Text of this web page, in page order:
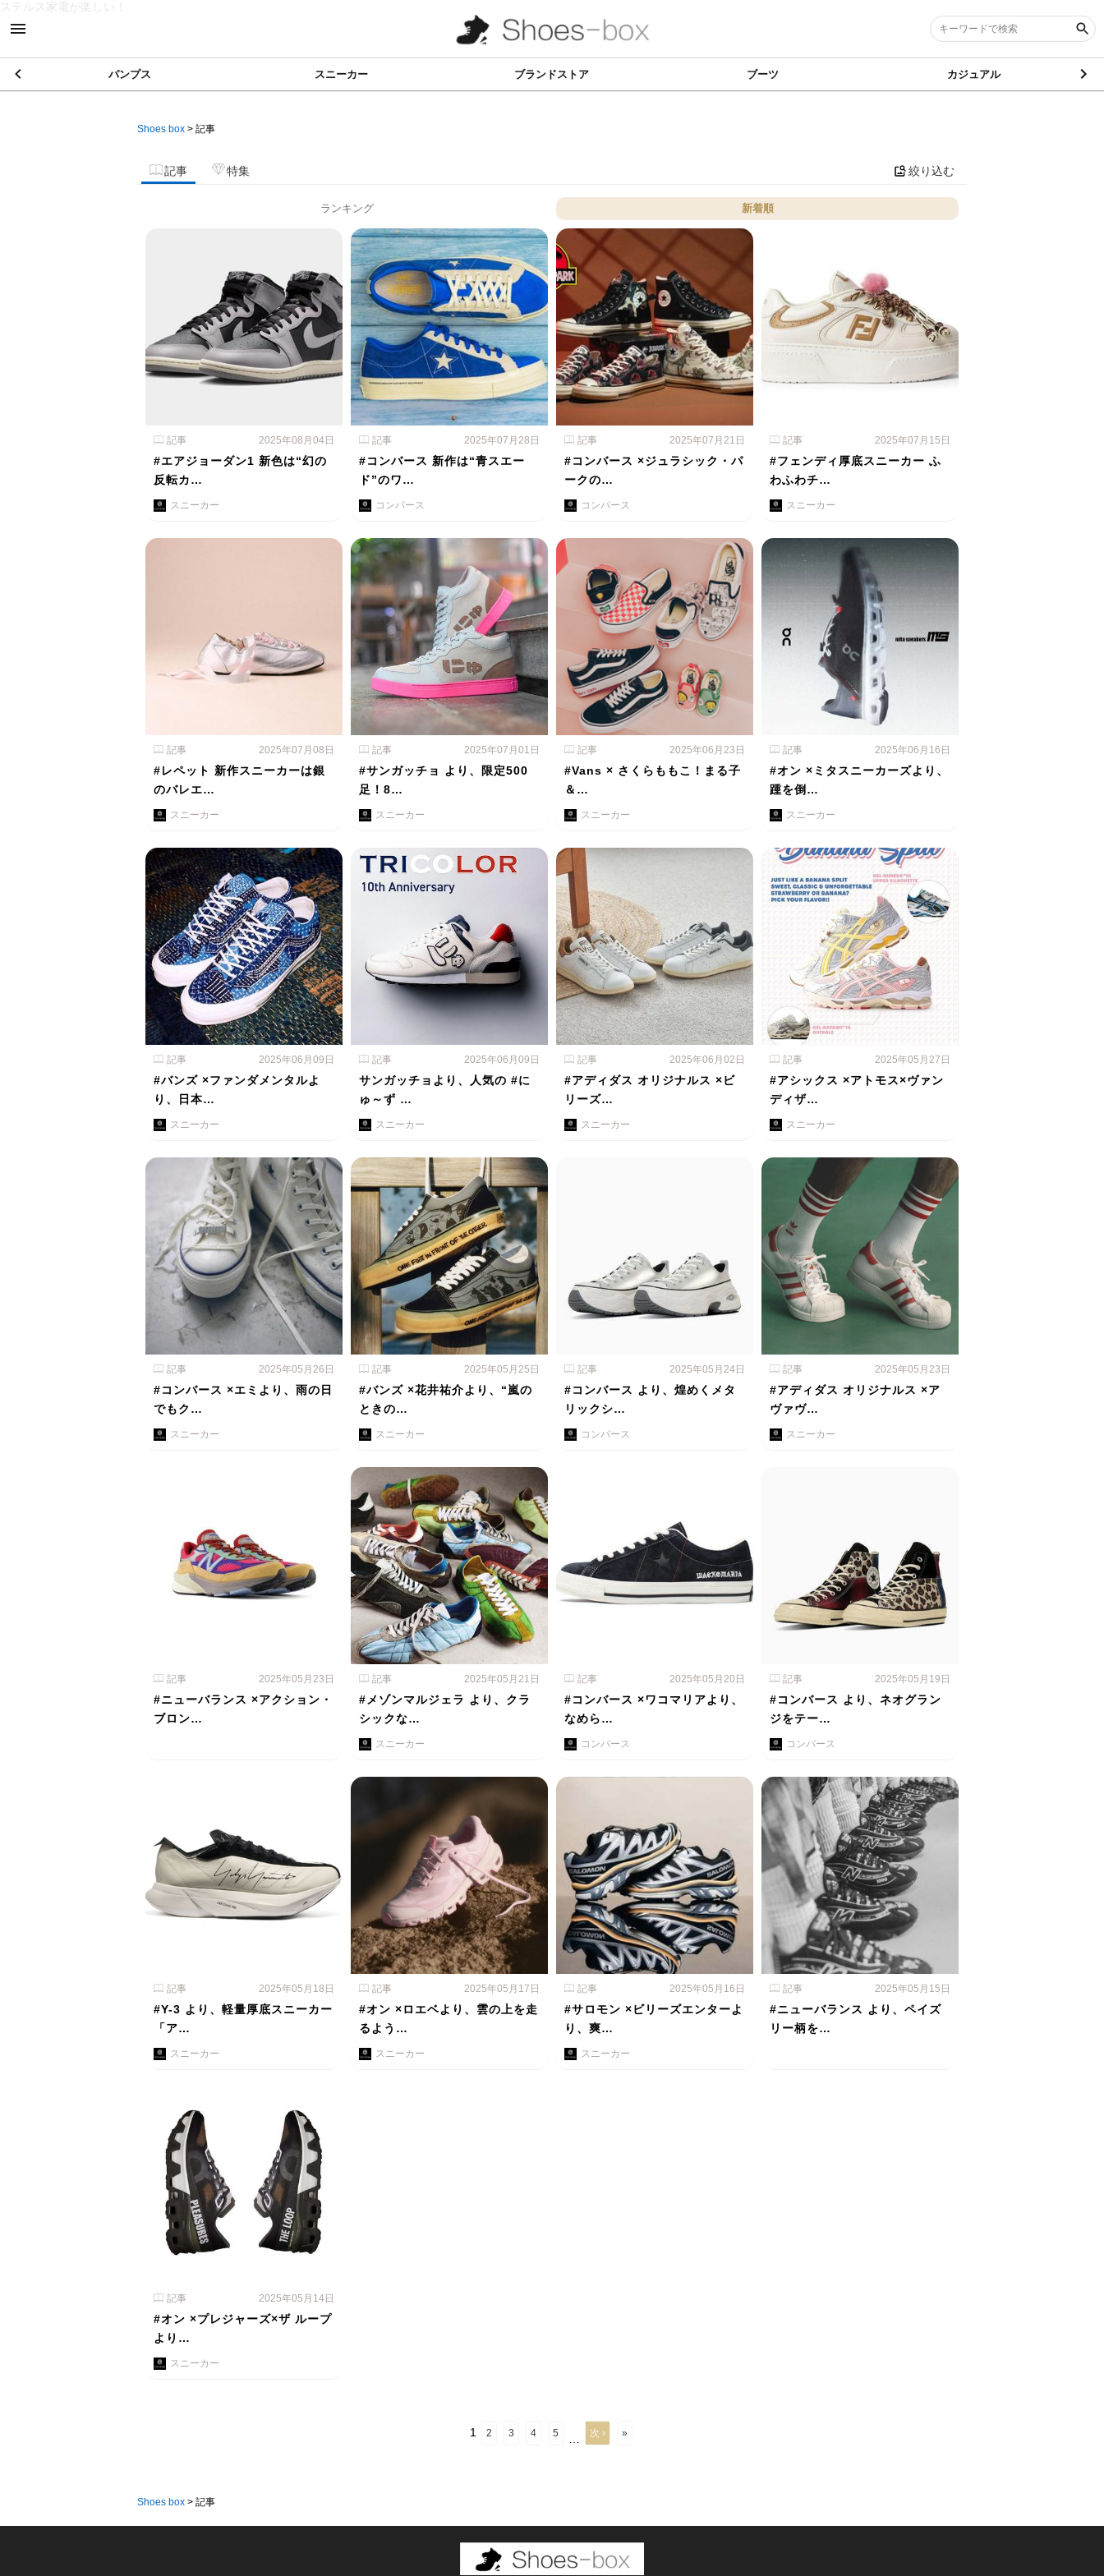
ステルス家電が楽しい！
パンプス スニーカー ブランドストア ブーツ カジュアル
Shoes box > 記事
記事 特集 絞り込む
ランキング 新着順
記事 2025年08月04日
#エアジョーダン1 新色は“幻の
反転カ…
スニーカー
記事 2025年07月28日
#コンバース 新作は“青スエー
ド”のワ…
コンバース
記事 2025年07月21日
#コンバース ×ジュラシック・パ
ークの…
コンバース
記事 2025年07月15日
#フェンディ厚底スニーカー ふ
わふわチ…
スニーカー
記事 2025年07月08日
#レペット 新作スニーカーは銀
のバレエ…
スニーカー
記事 2025年07月01日
#サンガッチョ より、限定500
足！8…
スニーカー
記事 2025年06月23日
#Vans × さくらももこ！まる子
＆…
スニーカー
記事 2025年06月16日
#オン ×ミタスニーカーズより、
踵を倒…
スニーカー
記事 2025年06月09日
#バンズ ×ファンダメンタルよ
り、日本…
スニーカー
記事 2025年06月09日
サンガッチョより、人気の #に
ゅ～ず …
スニーカー
記事 2025年06月02日
#アディダス オリジナルス ×ビ
リーズ…
スニーカー
記事 2025年05月27日
#アシックス ×アトモス×ヴァン
ディザ…
スニーカー
記事 2025年05月26日
#コンバース ×エミより、雨の日
でもク…
スニーカー
記事 2025年05月25日
#バンズ ×花井祐介より、“嵐の
ときの…
スニーカー
記事 2025年05月24日
#コンバース より、煌めくメタ
リックシ…
コンバース
記事 2025年05月23日
#アディダス オリジナルス ×ア
ヴァヴ…
スニーカー
記事 2025年05月23日
#ニューバランス ×アクション・
ブロン…
記事 2025年05月21日
#メゾンマルジェラ より、クラ
シックな…
スニーカー
記事 2025年05月20日
#コンバース ×ワコマリアより、
なめら…
コンバース
記事 2025年05月19日
#コンバース より、ネオグラン
ジをテー…
コンバース
記事 2025年05月18日
#Y-3 より、軽量厚底スニーカー
「ア…
スニーカー
記事 2025年05月17日
#オン ×ロエベより、雲の上を走
るよう…
スニーカー
記事 2025年05月16日
#サロモン ×ビリーズエンターよ
り、爽…
スニーカー
記事 2025年05月15日
#ニューバランス より、ペイズ
リー柄を…
記事 2025年05月14日
#オン ×プレジャーズ×ザ ループ
より…
スニーカー
1 2 3 4 5 次 › »
Shoes box > 記事